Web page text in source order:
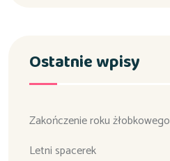
Ostatnie wpisy
Zakończenie roku żłobkowego
Letni spacerek